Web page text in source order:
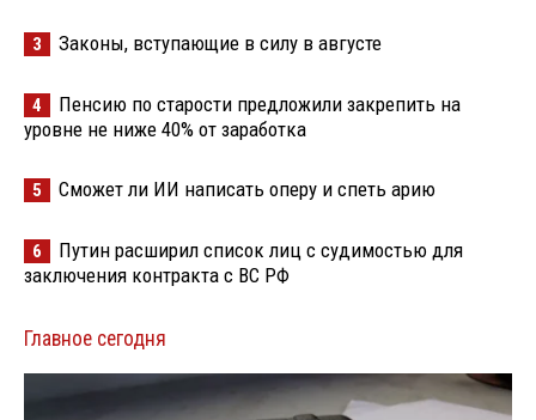
3 Законы, вступающие в силу в августе
4
Пенсию по старости предложили закрепить на
уровне не ниже 40% от заработка
5 Сможет ли ИИ написать оперу и спеть арию
6
Путин расширил список лиц с судимостью для
заключения контракта с ВС РФ
Главное сегодня